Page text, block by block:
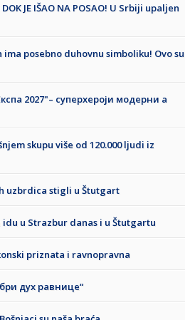
DOK JE IŠAO NA POSAO! U Srbiji upaljen
ima posebno duhovnu simboliku! Ovo su
2027"– суперхероји модерни а
skupu više od 120.000 ljudi iz
uzbrdica stigli u Štutgart
u Strazbur danas i u Štutgartu
priznata i ravnopravna
дух равнице“